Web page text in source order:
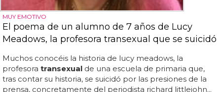
MUY EMOTIVO
El poema de un alumno de 7 años de Lucy
Meadows, la profesora transexual que se suicidó
Muchos conocéis la historia de lucy meadows, la
profesora transexual de una escuela de primaria que,
tras contar su historia, se suicidó por las presiones de la
prensa, concretamente del periodista richard littlejohn...